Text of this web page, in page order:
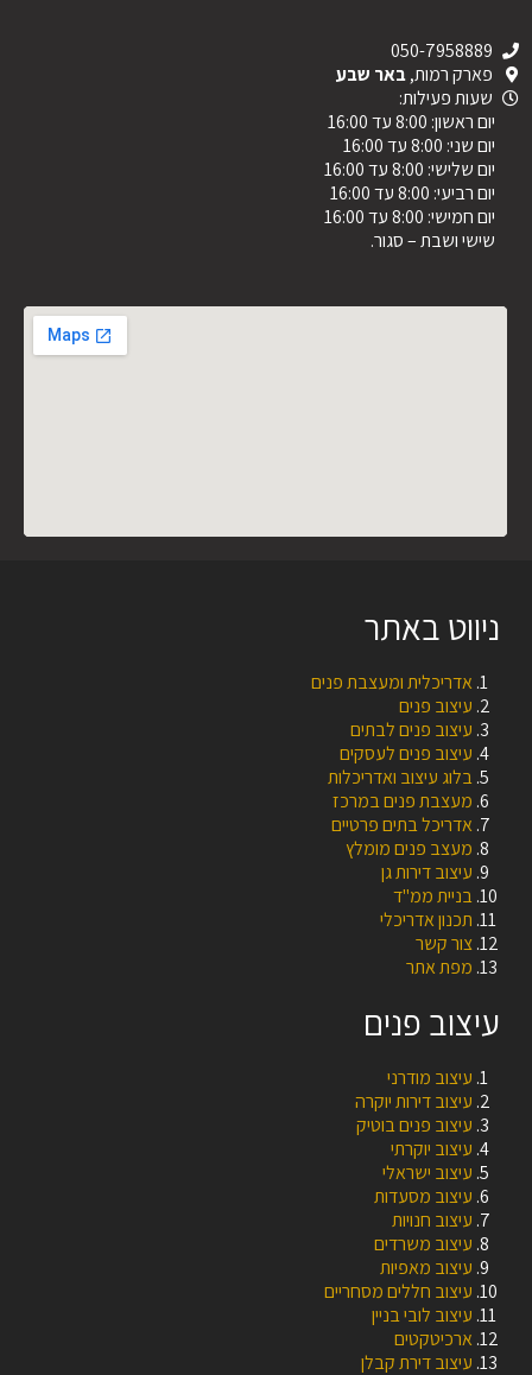
050-7958889
פארק רמות,באר שבע
שעות פעילות:
יום ראשון: 8:00 עד 16:00
יום שני: 8:00 עד 16:00
יום שלישי: 8:00 עד 16:00
יום רביעי: 8:00 עד 16:00
יום חמישי: 8:00 עד 16:00
שישי ושבת – סגור.
ניווט באתר
אדריכלית ומעצבת פנים
עיצוב פנים
עיצוב פנים לבתים
עיצוב פנים לעסקים
בלוג עיצוב ואדריכלות
מעצבת פנים במרכז
אדריכל בתים פרטיים
מעצב פנים מומלץ
עיצוב דירות גן
בניית ממ"ד
תכנון אדריכלי
צור קשר
מפת אתר
עיצוב פנים
עיצוב מודרני
עיצוב דירות יוקרה
עיצוב פנים בוטיק
עיצוב יוקרתי
עיצוב ישראלי
עיצוב מסעדות
עיצוב חנויות
עיצוב משרדים
עיצוב מאפיות
עיצוב חללים מסחריים
עיצוב לובי בניין
ארכיטקטים
עיצוב דירת קבלן